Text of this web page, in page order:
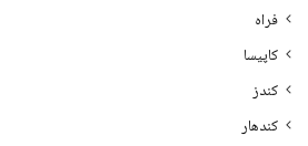
فراه
کاپیسا
کندز
کندهار